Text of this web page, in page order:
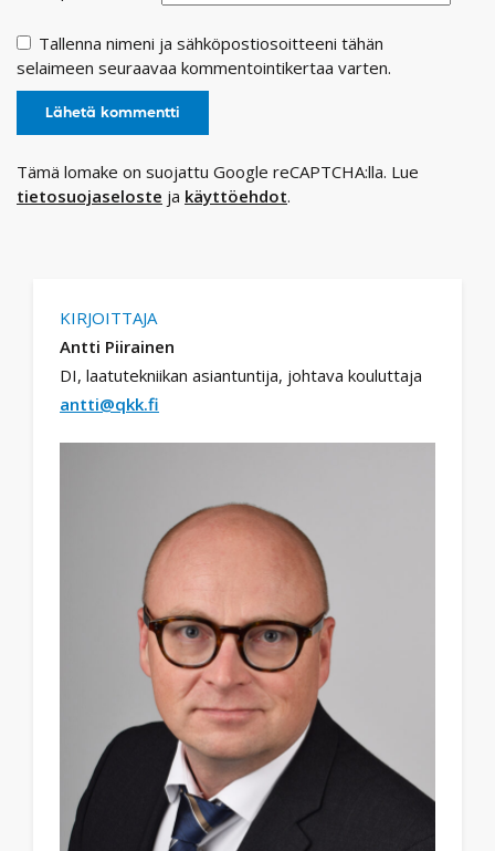
Tallenna nimeni ja sähköpostiosoitteeni tähän
selaimeen seuraavaa kommentointikertaa varten.
Tämä lomake on suojattu Google reCAPTCHA:lla. Lue
tietosuojaseloste ja käyttöehdot.
KIRJOITTAJA
Antti Piirainen
DI, laatutekniikan asiantuntija, johtava kouluttaja
antti@qkk.fi